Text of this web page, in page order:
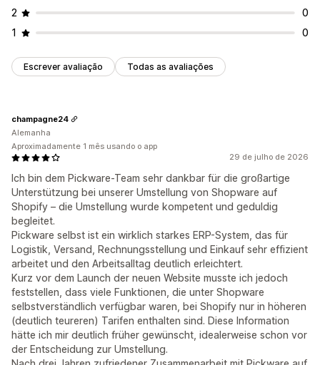
2
0
1
0
Escrever avaliação Todas as avaliações
29 de julho de 2026
Ich bin dem Pickware-Team sehr dankbar für die großartige
Unterstützung bei unserer Umstellung von Shopware auf
Shopify – die Umstellung wurde kompetent und geduldig
begleitet.
Pickware selbst ist ein wirklich starkes ERP-System, das für
Logistik, Versand, Rechnungsstellung und Einkauf sehr effizient
arbeitet und den Arbeitsalltag deutlich erleichtert.
Kurz vor dem Launch der neuen Website musste ich jedoch
feststellen, dass viele Funktionen, die unter Shopware
selbstverständlich verfügbar waren, bei Shopify nur in höheren
(deutlich teureren) Tarifen enthalten sind. Diese Information
hätte ich mir deutlich früher gewünscht, idealerweise schon vor
der Entscheidung zur Umstellung.
champagne24
Alemanha
Aproximadamente 1 mês usando o app